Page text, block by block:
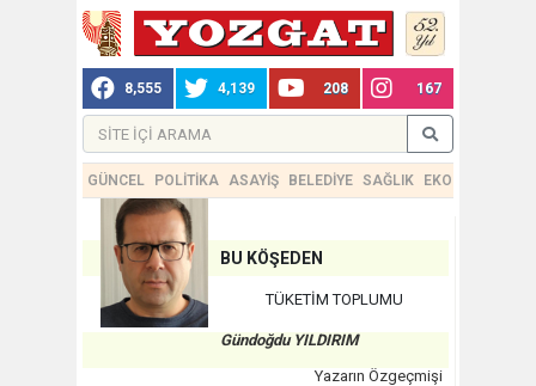
8,555 4,139 208 167
GÜNCEL POLİTİKA ASAYİŞ BELEDİYE SAĞLIK EKONOMİ
BU KÖŞEDEN
TÜKETİM TOPLUMU
Gündoğdu YILDIRIM
Yazarın Özgeçmişi